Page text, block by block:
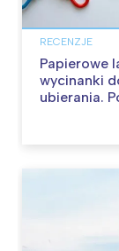
RECENZJE
Papierowe
wycinanki
ubierania.